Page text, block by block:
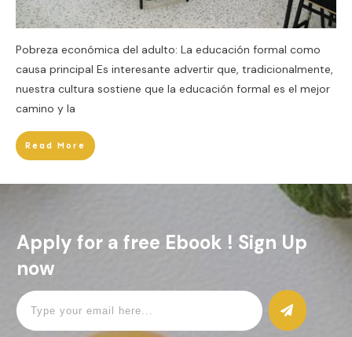
Pobreza económica del adulto: La educación formal como
causa principal Es interesante advertir que, tradicionalmente,
nuestra cultura sostiene que la educación formal es el mejor
camino y la
Read More
Apply for a free Ebook ! Sign Up
now